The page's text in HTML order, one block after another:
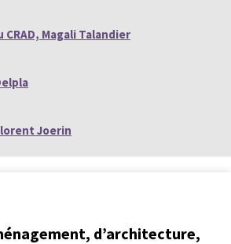
Magali Talandier
Joerin
d’architecture,